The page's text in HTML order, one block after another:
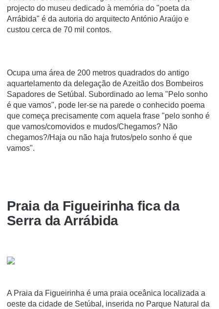
projecto do museu dedicado à memória do "poeta da
Arrábida" é da autoria do arquitecto António Araújo e
custou cerca de 70 mil contos.
Ocupa uma área de 200 metros quadrados do antigo
aquartelamento da delegação de Azeitão dos Bombeiros
Sapadores de Setúbal. Subordinado ao lema "Pelo sonho
é que vamos", pode ler-se na parede o conhecido poema
que começa precisamente com aquela frase "pelo sonho é
que vamos/comovidos e mudos/Chegamos? Não
chegamos?/Haja ou não haja frutos/pelo sonho é que
vamos".
Praia da Figueirinha fica da
Serra da Arrábida
A Praia da Figueirinha é uma praia oceânica localizada a
oeste da cidade de Setúbal, inserida no Parque Natural da